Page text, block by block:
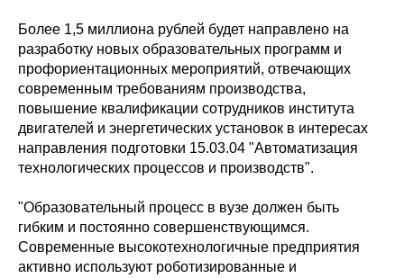
Более 1,5 миллиона рублей будет направлено на
разработку новых образовательных программ и
профориентационных мероприятий, отвечающих
современным требованиям производства,
повышение квалификации сотрудников института
двигателей и энергетических установок в интересах
направления подготовки 15.03.04 "Автоматизация
технологических процессов и производств".
"Образовательный процесс в вузе должен быть
гибким и постоянно совершенствующимся.
Современные высокотехнологичные предприятия
активно используют роботизированные и